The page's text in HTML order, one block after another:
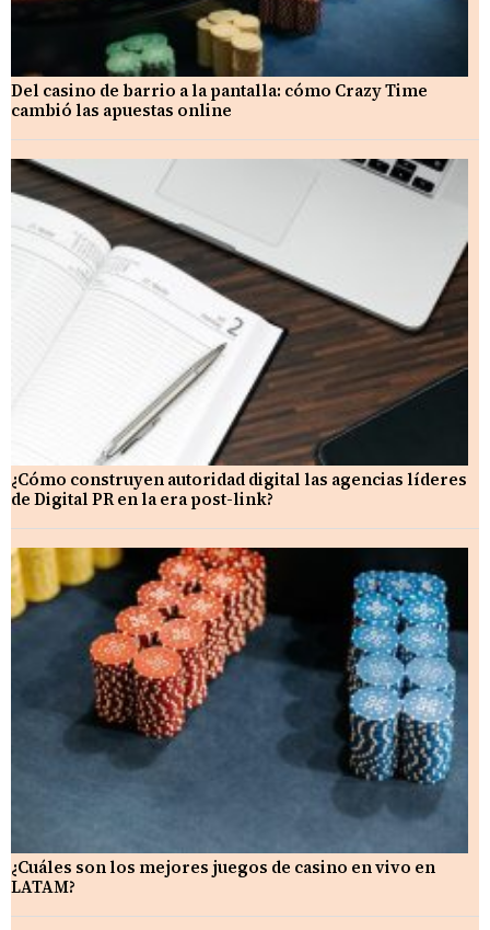
Del casino de barrio a la pantalla: cómo Crazy Time
cambió las apuestas online
¿Cómo construyen autoridad digital las agencias líderes
de Digital PR en la era post-link?
¿Cuáles son los mejores juegos de casino en vivo en
LATAM?